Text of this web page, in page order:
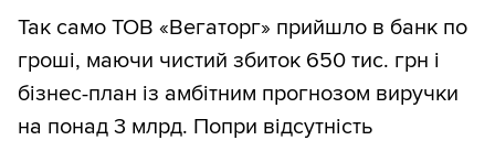
Так само ТОВ «Вегаторг» прийшло в банк по
гроші, маючи чистий збиток 650 тис. грн і
бізнес-план із амбітним прогнозом виручки
на понад 3 млрд. Попри відсутність